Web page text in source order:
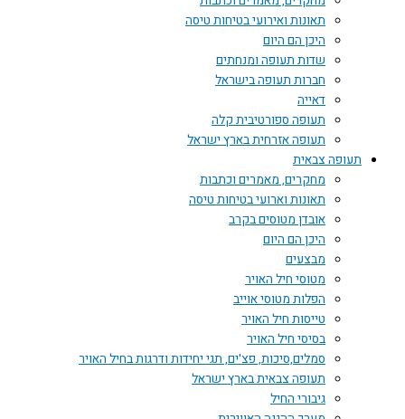
תאונות ואירועי בטיחות טיסה
היכן הם היום
שדות תעופה ומנחתים
חברות תעופה בישראל
דאייה
תעופה ספורטיבית קלה
תעופה אזרחית בארץ ישראל
תעופה צבאית
מחקרים, מאמרים וכתבות
תאונות וארועי בטיחות טיסה
אובדן מטוסים בקרב
היכן הם היום
מבצעים
מטוסי חיל האויר
הפלות מטוסי אוייב
טייסות חיל האויר
בסיסי חיל האויר
סמלים,סיכות, פצ'ים, תגי יחידות ודרגות בחיל האויר
תעופה צבאית בארץ ישראל
גיבורי החיל